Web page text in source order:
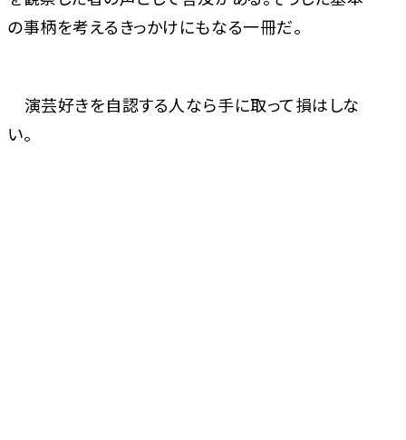
の事柄を考えるきっかけにもなる一冊だ。
演芸好きを自認する人なら手に取って損はしな
い。